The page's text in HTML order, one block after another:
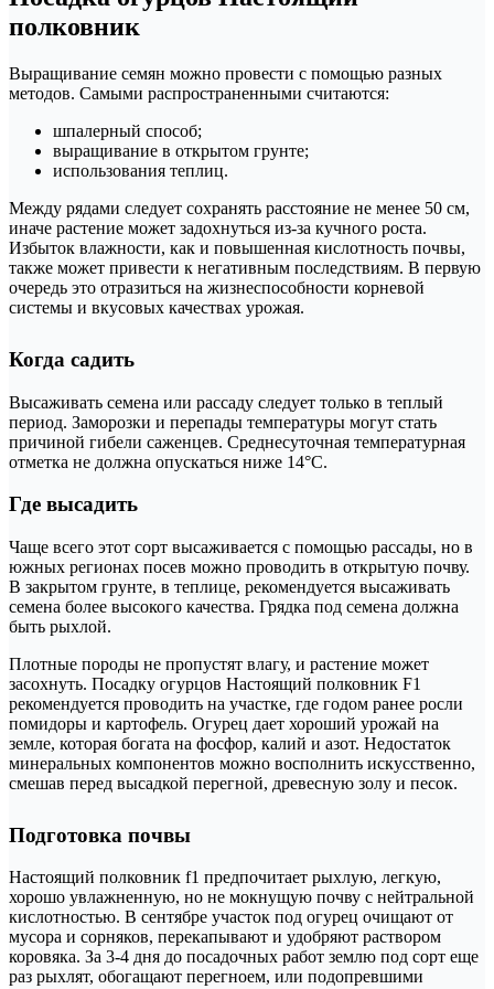
полковник
Выращивание семян можно провести с помощью разных
методов. Самыми распространенными считаются:
шпалерный способ;
выращивание в открытом грунте;
использования теплиц.
Между рядами следует сохранять расстояние не менее 50 см,
иначе растение может задохнуться из-за кучного роста.
Избыток влажности, как и повышенная кислотность почвы,
также может привести к негативным последствиям. В первую
очередь это отразиться на жизнеспособности корневой
системы и вкусовых качествах урожая.
Когда садить
Высаживать семена или рассаду следует только в теплый
период. Заморозки и перепады температуры могут стать
причиной гибели саженцев. Среднесуточная температурная
отметка не должна опускаться ниже 14°С.
Где высадить
Чаще всего этот сорт высаживается с помощью рассады, но в
южных регионах посев можно проводить в открытую почву.
В закрытом грунте, в теплице, рекомендуется высаживать
семена более высокого качества. Грядка под семена должна
быть рыхлой.
Плотные породы не пропустят влагу, и растение может
засохнуть. Посадку огурцов Настоящий полковник F1
рекомендуется проводить на участке, где годом ранее росли
помидоры и картофель. Огурец дает хороший урожай на
земле, которая богата на фосфор, калий и азот. Недостаток
минеральных компонентов можно восполнить искусственно,
смешав перед высадкой перегной, древесную золу и песок.
Подготовка почвы
Настоящий полковник f1 предпочитает рыхлую, легкую,
хорошо увлажненную, но не мокнущую почву с нейтральной
кислотностью. В сентябре участок под огурец очищают от
мусора и сорняков, перекапывают и удобряют раствором
коровяка. За 3-4 дня до посадочных работ землю под сорт еще
раз рыхлят, обогащают перегноем, или подопревшими